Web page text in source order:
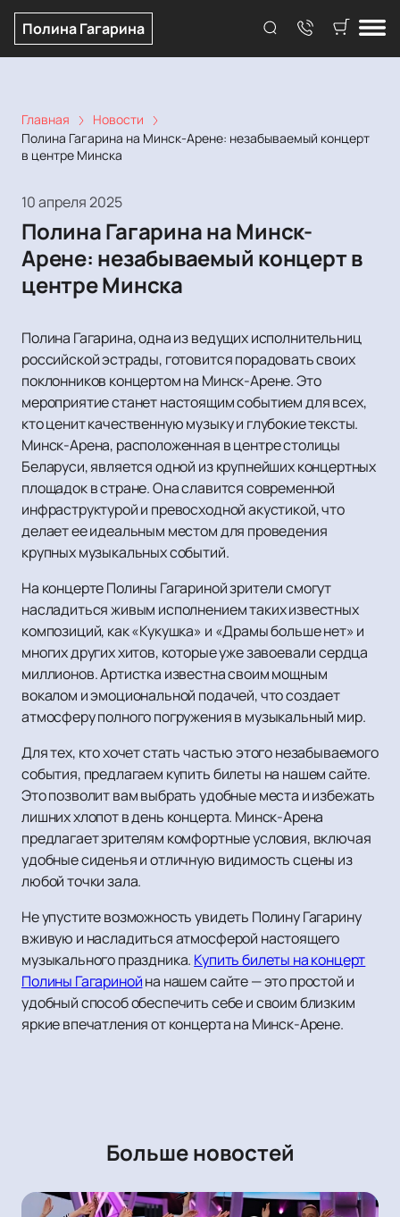
Полина Гагарина
Главная
Новости
Полина Гагарина на Минск-Арене: незабываемый концерт
в центре Минска
10 апреля 2025
Полина Гагарина на Минск-
Арене: незабываемый концерт в
центре Минска
Полина Гагарина, одна из ведущих исполнительниц
российской эстрады, готовится порадовать своих
поклонников концертом на Минск-Арене. Это
мероприятие станет настоящим событием для всех,
кто ценит качественную музыку и глубокие тексты.
Минск-Арена, расположенная в центре столицы
Беларуси, является одной из крупнейших концертных
площадок в стране. Она славится современной
инфраструктурой и превосходной акустикой, что
делает ее идеальным местом для проведения
крупных музыкальных событий.
На концерте Полины Гагариной зрители смогут
насладиться живым исполнением таких известных
композиций, как «Кукушка» и «Драмы больше нет» и
многих других хитов, которые уже завоевали сердца
миллионов. Артистка известна своим мощным
вокалом и эмоциональной подачей, что создает
атмосферу полного погружения в музыкальный мир.
Для тех, кто хочет стать частью этого незабываемого
события, предлагаем купить билеты на нашем сайте.
Это позволит вам выбрать удобные места и избежать
лишних хлопот в день концерта. Минск-Арена
предлагает зрителям комфортные условия, включая
удобные сиденья и отличную видимость сцены из
любой точки зала.
Не упустите возможность увидеть Полину Гагарину
вживую и насладиться атмосферой настоящего
музыкального праздника. Купить билеты на концерт
Полины Гагаринойна нашем сайте — это простой и
удобный способ обеспечить себе и своим близким
яркие впечатления от концерта на Минск-Арене.
Больше новостей